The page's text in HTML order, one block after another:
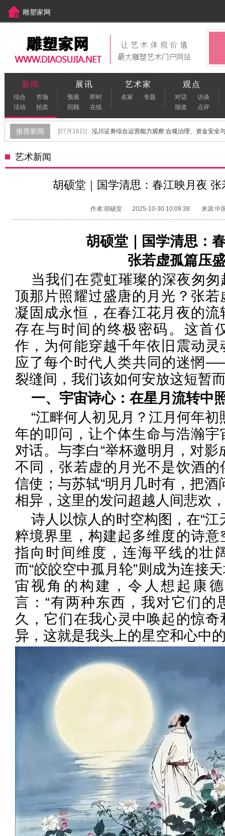
雕塑家网
新闻
综合
市场
活动
拍卖
展讯
预展
即时
回顾
在线
艺术家
名家 专题
观点
对话
访谈
报道
点评
推荐新闻 [07月16日] 泓川证券综合运营能力观察:合规治理、资金安全
[08月04日] "羊城陶韵 陶脉同源"特展盛大启幕 葆光美陶文化
艺术新闻
胡硕堂｜国学清思：春江映月夜
作者:胡硕堂 2025-10-30 10:09:38 来源:中
胡硕堂｜国学清思：
张若虚孤篇压
当我们在霓虹璀璨的深夜匆
顶那片照耀过盛唐的月光？张
凝固成永恒，在春江花月夜的
存在与时间的终极密码。这首
作，为何能穿越千年依旧震动
应了每个时代人类共同的迷惘
裂缝间，我们该如何安放这短暂
一、宇宙诗心：在星月流转中
“江畔何人初见月？江月何年初
年的叩问，让个体生命与浩瀚
对话。与李白“举杯邀明月，对影
不同，张若虚的月光不是饮酒
信使；与苏轼“明月几时有，把酒
相异，这里的发问超越人间悲欢
诗人以惊人的时空构图，在“江
粹境界里，构建起多维度的诗
指向时间维度，连海平线的壮
而“皎皎空中孤月轮”则成为连接
宙视角的构建，令人想起康
言：“有两种东西，我对它们的
久，它们在我心灵中唤起的惊
异，这就是我头上的星空和心中